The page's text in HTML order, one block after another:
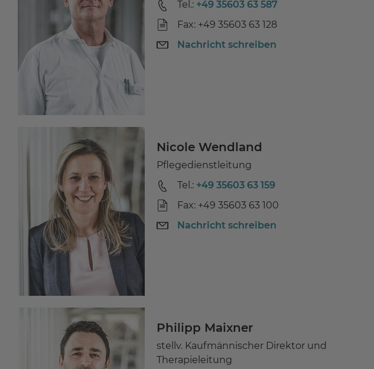
Tel.: +49 35603 63 587
Fax: +49 35603 63 128
Nachricht schreiben
Nicole Wendland
Pflegedienstleitung
Tel.: +49 35603 63 159
Fax: +49 35603 63 100
Nachricht schreiben
Philipp Maixner
stellv. Kaufmännischer Direktor und
Therapieleitung